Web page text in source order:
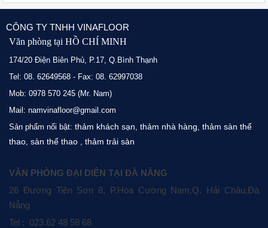
CÔNG TY TNHH VINAFLOOR
Văn phòng tại HỒ CHÍ MINH
174/20 Điện Biên Phủ, P.17, Q.Bình Thạnh
Tel: 08. 62649568 - Fax: 08. 62997038
Mob: 0978 570 245 (Mr. Nam)
Mail: namvinafloor@gmail.com
Sản phẩm nổi bật: thảm khách sạn thảm nhà hàng thảm sàn thể
thao sàn thể thao thảm trải sàn
VĂN PHÒNG ĐẠI DIỆN TẠI ĐÀ NẴNG
26 Đường Tiên Sơn 8, P.Hòa Cường Nam,Q. Hải Châu,Đà
Nẵng
Tel : 023.62 48 58 68